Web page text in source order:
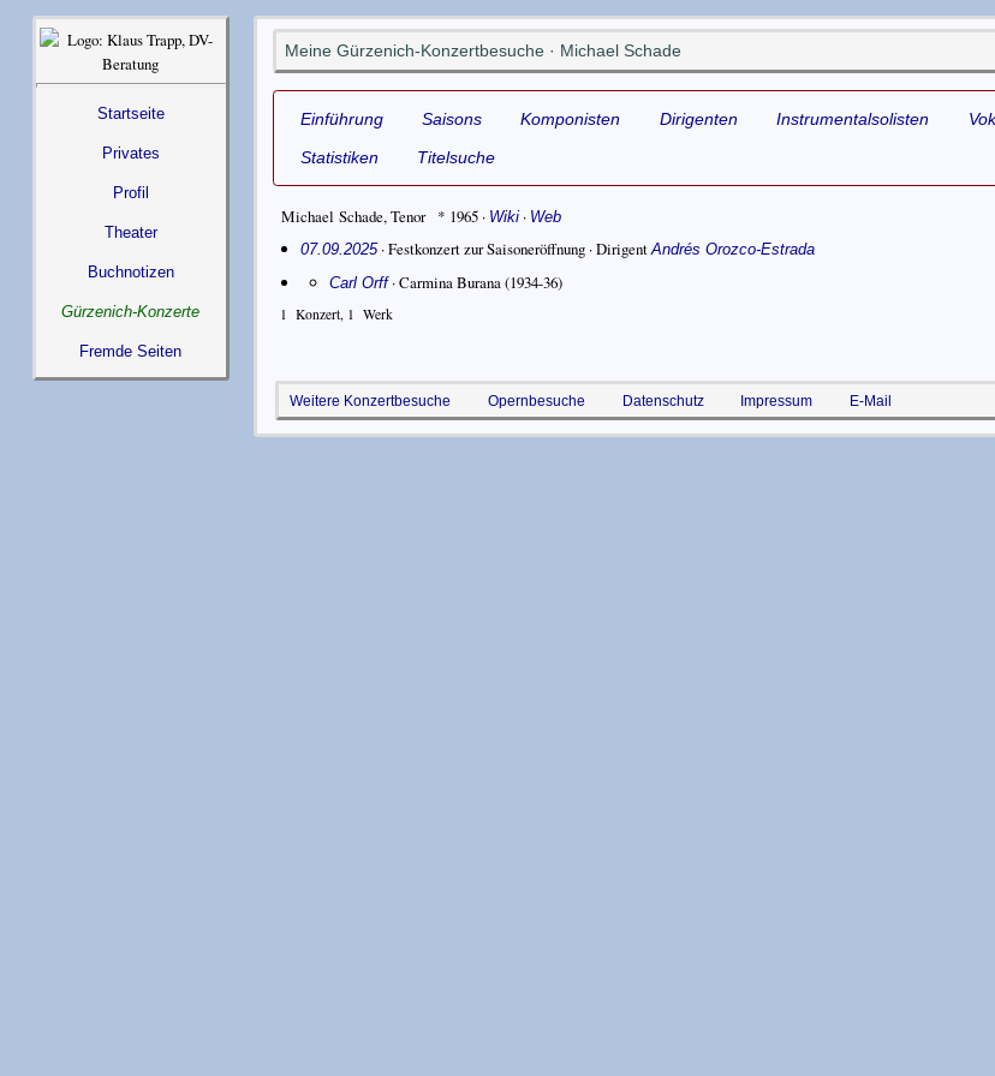
Startseite
Privates
Profil
Theater
Buchnotizen
Gürzenich-Konzerte
Fremde Seiten
Meine Gürzenich-Konzertbesuche · Michael Schade
Einführung Saisons Komponisten Dirigenten Instrumentalsolisten
Statistiken
Titelsuche
Michael Schade,Tenor * 1965· Wiki· Web
07.09.2025· Festkonzert zur Saisoneröffnung ·Dirigent Andrés Orozco-Estrada
Carl Orff·Carmina Burana(1934-36)
1 Konzert, 1 Werk
Weitere Konzertbesuche Opernbesuche Datenschutz Impressum E-Mail